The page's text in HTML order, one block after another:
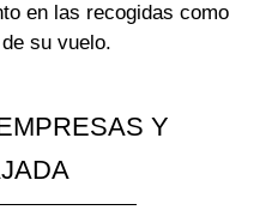
en las recogidas como
su vuelo.
Y